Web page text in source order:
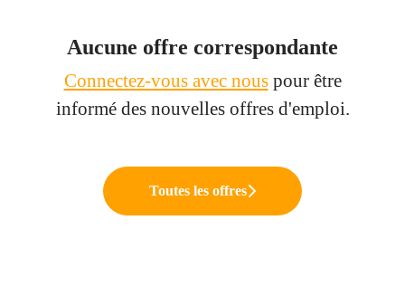
Aucune offre correspondante
Connectez-vous avec nouspour être
informé des nouvelles offres d'emploi.
Toutes les offres